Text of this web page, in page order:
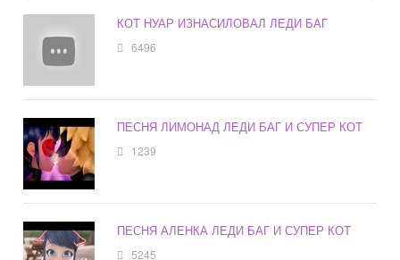
КОТ НУАР ИЗНАСИЛОВАЛ ЛЕДИ БАГ
6496
ПЕСНЯ ЛИМОНАД ЛЕДИ БАГ И СУПЕР КОТ
1239
ПЕСНЯ АЛЕНКА ЛЕДИ БАГ И СУПЕР КОТ
5245